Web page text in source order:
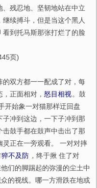
残忍地、坚韧地站在中立
续搏斗，但是当这个黑人
到托马斯那张打烂了的脸
页)
双方都一一配成了对，每
正面相对， 怒目相视。鼓
开始象一对猫那样迂回盘
冲到这边，一下子冲到那
鼓手都在鼓声中击出了那
正在一旁观看。 一对对摔
猝不及防 ，终于揪 住了对
们的脚踢起的弥漫的尘土中
的视线。哪一方滑跌在地或